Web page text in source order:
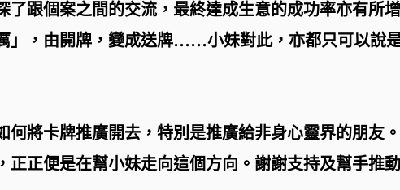
了跟個案之間的交流，最終達成生意的成功率亦有所
」，由開牌，變成送牌……小妹對此，亦都只可以說
將卡牌推廣開去，特別是推廣給非身心靈界的朋友。
正正便是在幫小妹走向這個方向。謝謝支持及幫手推動